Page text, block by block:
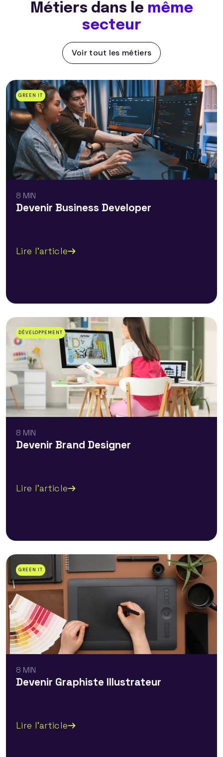
Métiers dans le même
secteur
Voir tout les métiers
GREEN IT
8 MIN
Devenir Business Developer
Lire l'article
DÉVELOPPEMENT
8 MIN
Devenir Brand Designer
Lire l'article
GREEN IT
8 MIN
Devenir Graphiste Illustrateur
Lire l'article